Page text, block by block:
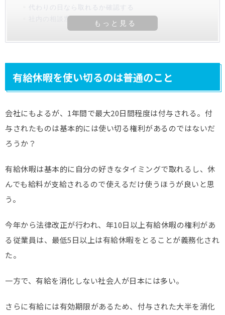
代わりの日なら取れるか確認する
社内の相談窓口や労働組合に相談する
有給休暇を使い切るのは普通のこと
会社にもよるが、1年間で最大20日間程度は付与される。付
与されたものは基本的には使い切る権利があるのではないだ
ろうか？
有給休暇は基本的に自分の好きなタイミングで取れるし、休
んでも給料が支給されるので使えるだけ使うほうが良いと思
う。
今年から法律改正が行われ、年10日以上有給休暇の権利があ
る従業員は、最低5日以上は有給休暇をとることが義務化され
た。
一方で、有給を消化しない社会人が日本には多い。
さらに有給には有効期限があるため、付与された大半を消化